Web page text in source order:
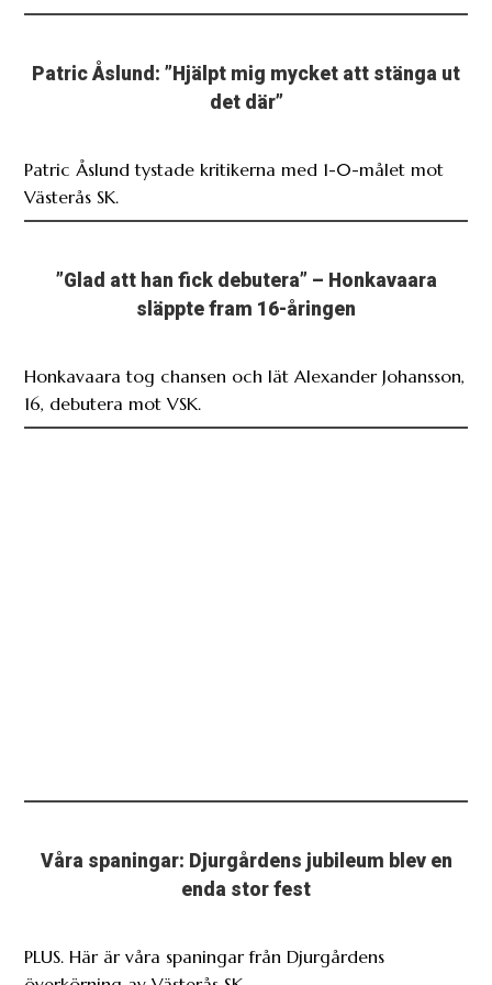
Patric Åslund: ”Hjälpt mig mycket att stänga ut
det där”
Patric Åslund tystade kritikerna med 1-0-målet mot
Västerås SK.
”Glad att han fick debutera” – Honkavaara
släppte fram 16-åringen
Honkavaara tog chansen och lät Alexander Johansson,
16, debutera mot VSK.
Våra spaningar: Djurgårdens jubileum blev en
enda stor fest
PLUS. Här är våra spaningar från Djurgårdens